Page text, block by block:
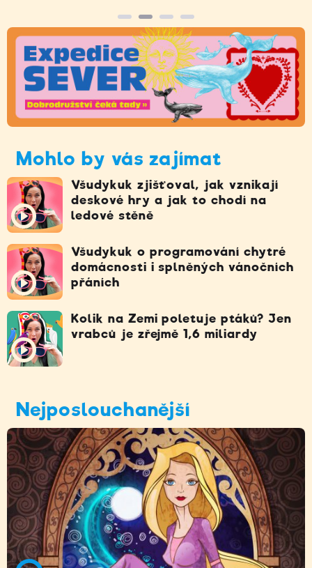
Mohlo by vás zajímat
Všudykuk zjišťoval, jak vznikají
deskové hry a jak to chodí na
ledové stěně
Všudykuk o programování chytré
domácnosti i splněných vánočních
přáních
Kolik na Zemi poletuje ptáků? Jen
vrabců je zřejmě 1,6 miliardy
Nejposlouchanější